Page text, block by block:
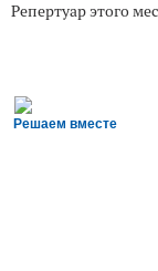
Репертуар этого
Решаем вместе